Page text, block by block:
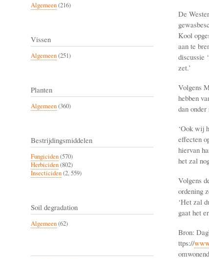
De
Kool
aan te
discussie
zet.’
Volgens
hebben
dan
‘Ook wij
effecten
hiervan
het zal
Volgens
ordening
‘Het zal
gaat het
Bron:
ttps://
Algemeen(216)
Vissen
Algemeen(251)
Planten
Algemeen(360)
Bestrijdingsmiddelen
Fungiciden(570)
Herbiciden(802)
Insecticiden(2, 559)
Soil degradation
Algemeen(62)